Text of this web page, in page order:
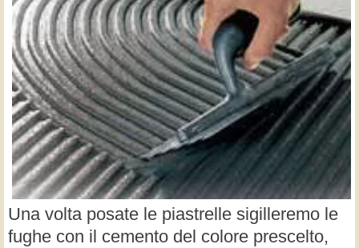
Una volta posate le piastrelle sigilleremo le
fughe con il cemento del colore prescelto,